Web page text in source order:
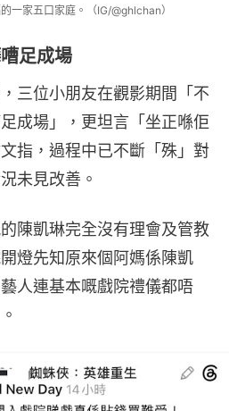
一家五口家庭。（IG/@ghlchan）
足成場
三位小朋友在觀影期間「不
成場」，更坦言「坐正喺佢
指，過程中已不斷「殊」對
未見改善。
陳凱琳完全沒有理會及管教
燈先知原來個阿媽係陳凱
人連基本嘅戲院禮儀都唔